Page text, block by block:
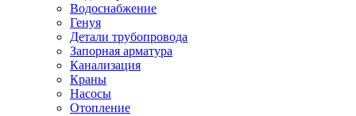
Водоснабжение
Генуя
Детали трубопровода
Запорная арматура
Канализация
Краны
Насосы
Отопление